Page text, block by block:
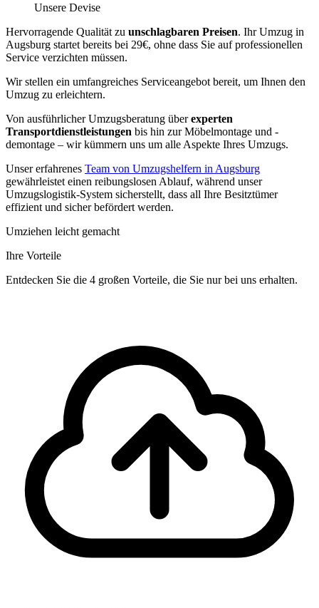
Unsere Devise
Hervorragende Qualität zu unschlagbaren Preisen. Ihr Umzug in
Augsburg startet bereits bei 29€, ohne dass Sie auf professionellen
Service verzichten müssen.
Wir stellen ein umfangreiches Serviceangebot bereit, um Ihnen den
Umzug zu erleichtern.
Von ausführlicher Umzugsberatung überexperten
Transportdienstleistungen bis hin zur Möbelmontage und -
demontage – wir kümmern uns um alle Aspekte Ihres Umzugs.
Unser erfahrenes Team von Umzugshelfern in Augsburg
gewährleistet einen reibungslosen Ablauf, während unser
Umzugslogistik-System sicherstellt, dass all Ihre Besitztümer
effizient und sicher befördert werden.
Umziehen leicht gemacht
Ihre Vorteile
Entdecken Sie die 4 großen Vorteile, die Sie nur bei uns erhalten.